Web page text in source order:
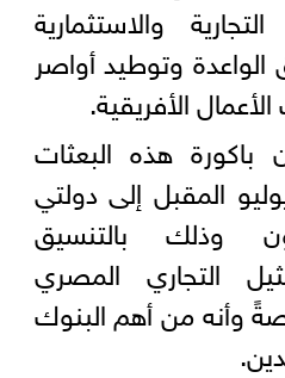
والاستثمارية
الواعدة وتوطيد أواصر
الأفريقية.
باكورة هذه البعثات
المقبل إلى دولتي
وذلك بالتنسيق
التجاري المصري
وأنه من أهم البنوك